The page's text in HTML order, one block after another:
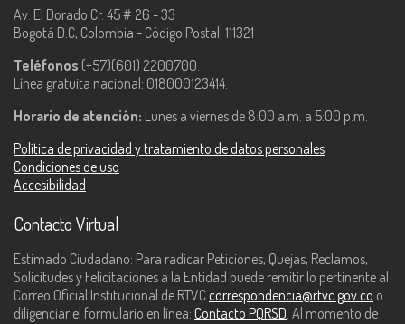
Av. El Dorado Cr. 45 # 26 - 33
Bogotá D.C, Colombia - Código Postal: 111321
Teléfonos (+57)(601) 2200700.
Línea gratuita nacional: 018000123414.
Horario de atención: Lunes a viernes de 8:00 a.m. a 5:00 p.m.
Política de privacidad y tratamiento de datos personales
Condiciones de uso
Accesibilidad
Contacto Virtual
Estimado Ciudadano: Para radicar Peticiones, Quejas, Reclamos,
Solicitudes y Felicitaciones a la Entidad puede remitir lo pertinente al
Correo Oficial Institucional de RTVC correspondencia@rtvc.gov.co o
diligenciar el formulario en línea: Contacto PQRSD. Al momento de